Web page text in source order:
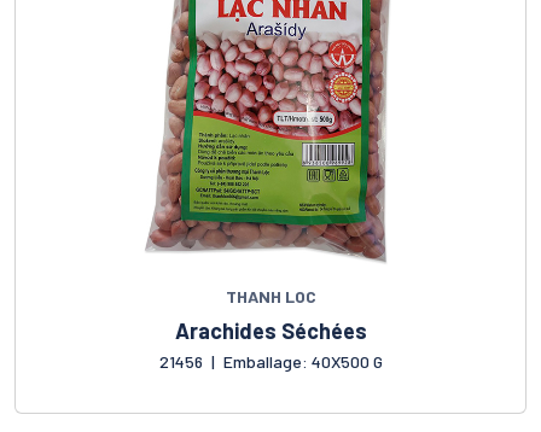
THANH LOC
Arachides Séchées
21456 | Emballage: 40X500 G